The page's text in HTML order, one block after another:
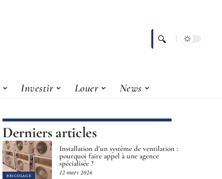
Investir Louer News
Derniers articles
BRICOLAGE
Installation d’un système de ventilation :
pourquoi faire appel à une agence
spécialisée ?
12 mars 2026